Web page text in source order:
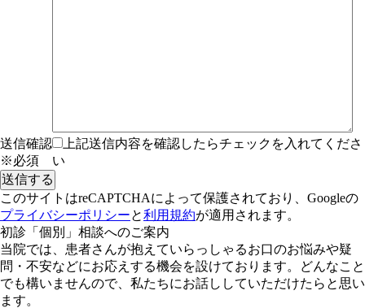
送信確認
※必須
上記送信内容を確認したらチェックを入れてくださ
い
このサイトはreCAPTCHAによって保護されており、Googleの
プライバシーポリシーと利用規約が適用されます。
初診「個別」相談へのご案内
当院では、患者さんが抱えていらっしゃるお口のお悩みや疑
問・不安などにお応えする機会を設けております。どんなこと
でも構いませんので、私たちにお話ししていただけたらと思い
ます。